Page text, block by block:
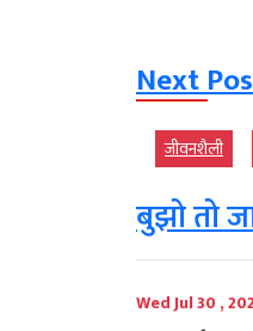
Next
जीवनशैली
बुझो तो
Wed Jul 30 ,